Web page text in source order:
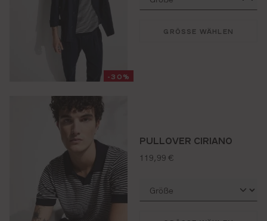
-30%
GRÖSSE WÄHLEN
PULLOVER CIRIANO
regulärer preis:
119,99 €